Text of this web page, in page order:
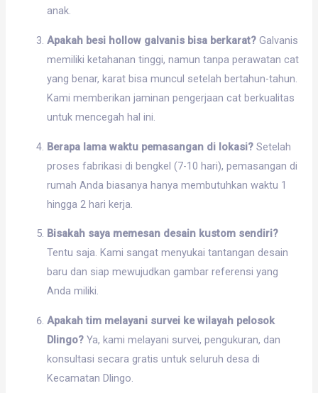
anak.
Apakah besi hollow galvanis bisa berkarat? Galvanis
memiliki ketahanan tinggi, namun tanpa perawatan cat
yang benar, karat bisa muncul setelah bertahun-tahun.
Kami memberikan jaminan pengerjaan cat berkualitas
untuk mencegah hal ini.
Berapa lama waktu pemasangan di lokasi? Setelah
proses fabrikasi di bengkel (7-10 hari), pemasangan di
rumah Anda biasanya hanya membutuhkan waktu 1
hingga 2 hari kerja.
Bisakah saya memesan desain kustom sendiri?
Tentu saja. Kami sangat menyukai tantangan desain
baru dan siap mewujudkan gambar referensi yang
Anda miliki.
Apakah tim melayani survei ke wilayah pelosok
Dlingo? Ya, kami melayani survei, pengukuran, dan
konsultasi secara gratis untuk seluruh desa di
Kecamatan Dlingo.